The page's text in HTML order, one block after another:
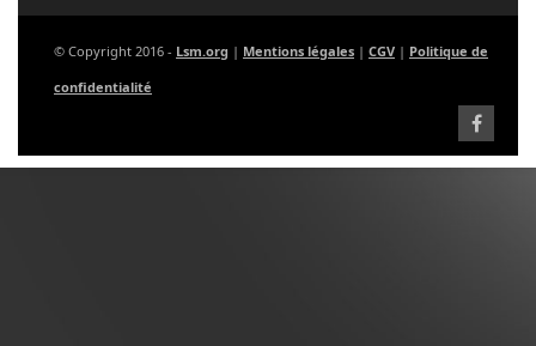
© Copyright 2016 - Lsm.org | Mentions légales | CGV | Politique de
confidentialité